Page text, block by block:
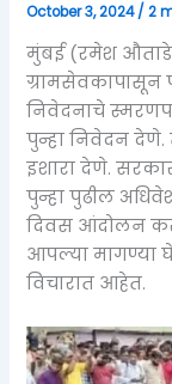
October 3, 2024/2
मुंबई (रमेश
ग्रामसेवकापासून
निवेदनाचे
पुन्हा निवेदन देणे.
इशारा देणे.
पुन्हा पुढील
दिवस आंदोलन
आपल्या
विचारात आहेत.